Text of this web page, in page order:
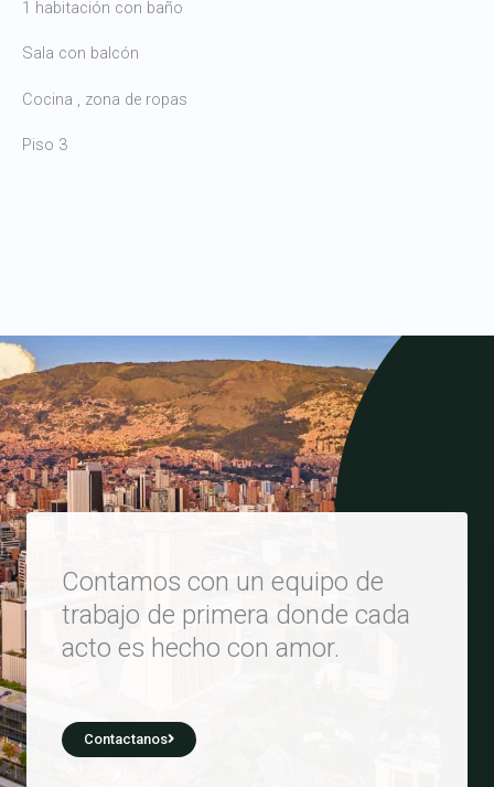
1 habitación con baño
Sala con balcón
Cocina , zona de ropas
Piso 3
Contamos con un equipo de
trabajo de primera donde cada
acto es hecho con amor.
Contactanos